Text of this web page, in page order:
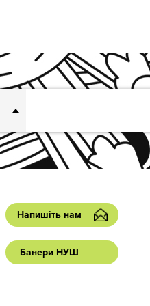
Напишіть нам
Банери НУШ